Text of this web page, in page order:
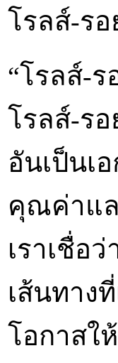
โรลส์-ร
“โรลส์-
โรลส์-ร
อันเป็นเ
คุณค่าแ
เราเชื่อ
เส้นทาง
โอกาสใ